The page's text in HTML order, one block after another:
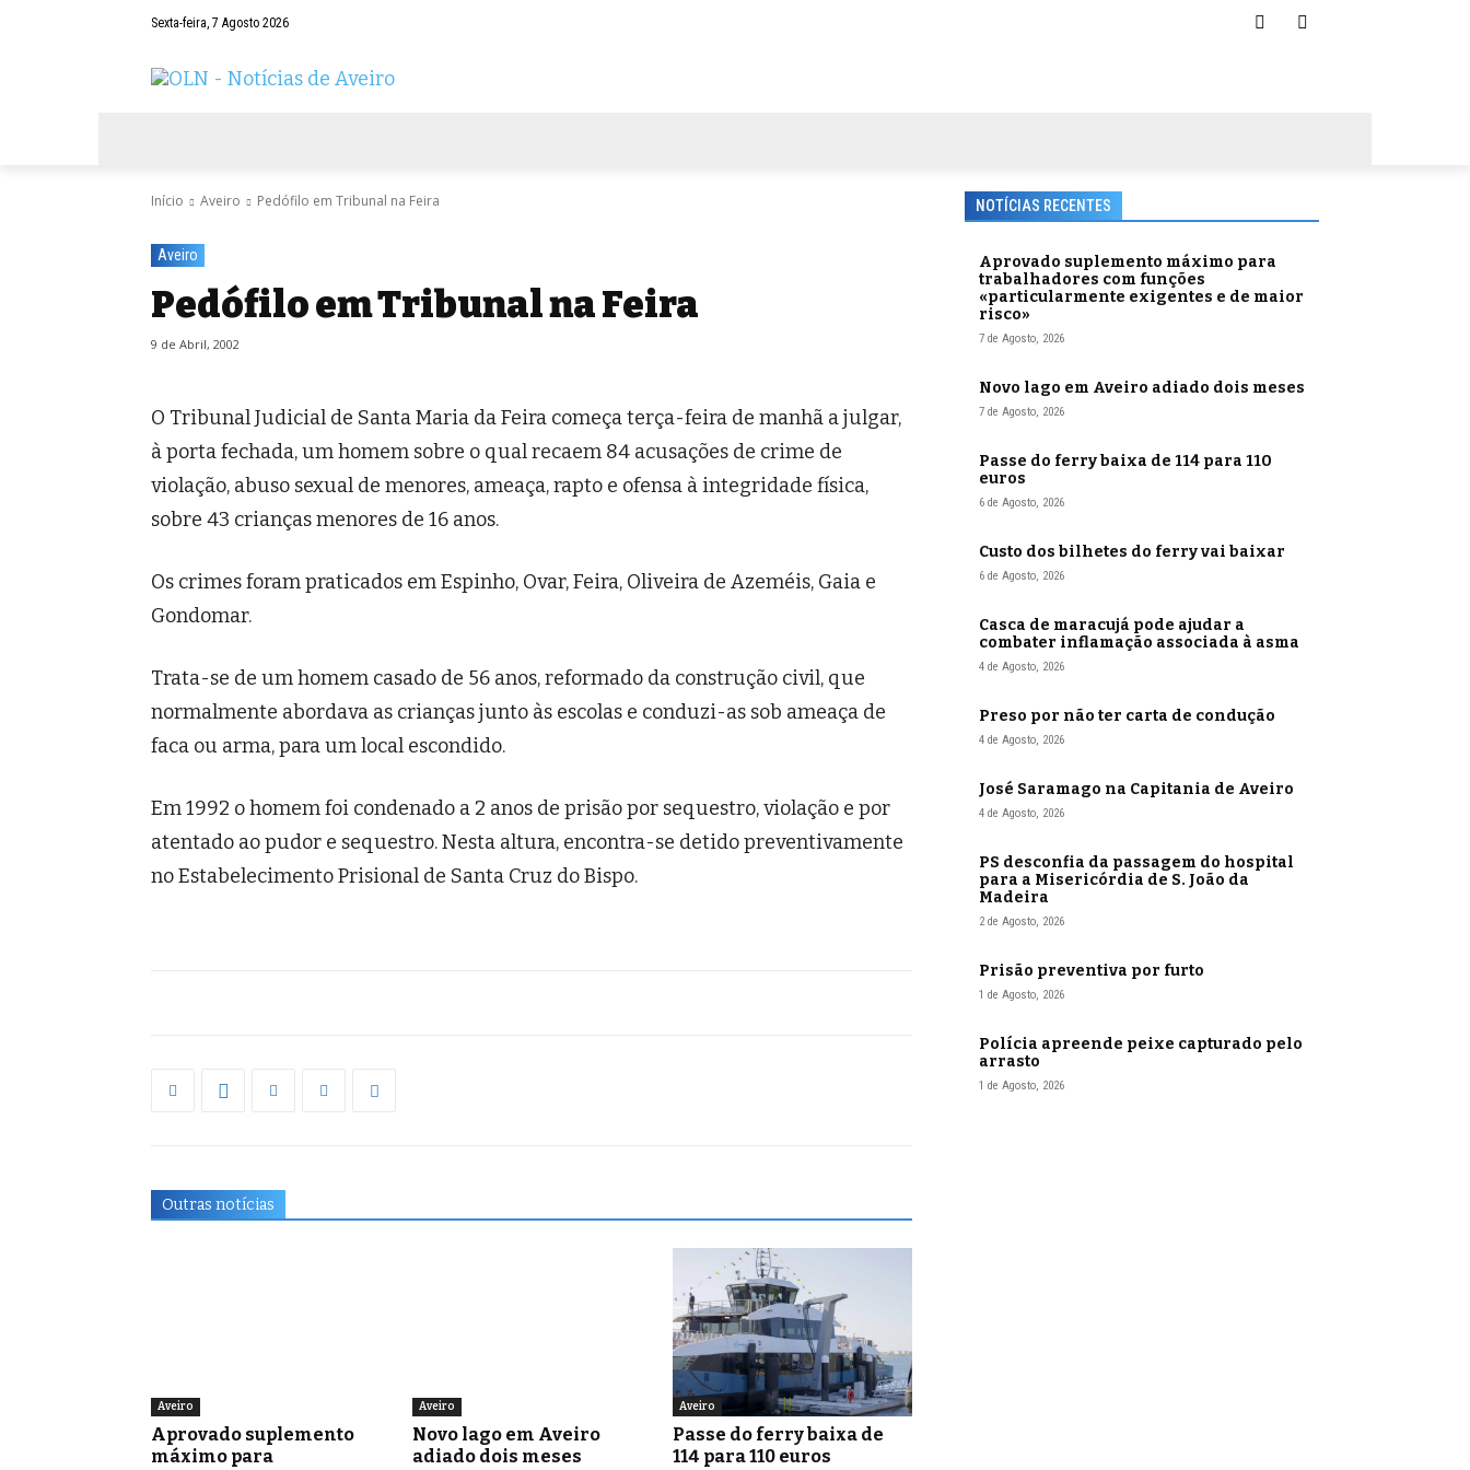
Sexta-feira, 7 Agosto 2026
Início Aveiro Pedófilo em Tribunal na Feira
Aveiro
Pedófilo em Tribunal na Feira
9 de Abril, 2002
O Tribunal Judicial de Santa Maria da Feira começa terça-feira de manhã a julgar,
à porta fechada, um homem sobre o qual recaem 84 acusações de crime de
violação, abuso sexual de menores, ameaça, rapto e ofensa à integridade física,
sobre 43 crianças menores de 16 anos.
Os crimes foram praticados em Espinho, Ovar, Feira, Oliveira de Azeméis, Gaia e
Gondomar.
Trata-se de um homem casado de 56 anos, reformado da construção civil, que
normalmente abordava as crianças junto às escolas e conduzi-as sob ameaça de
faca ou arma, para um local escondido.
Em 1992 o homem foi condenado a 2 anos de prisão por sequestro, violação e por
atentado ao pudor e sequestro. Nesta altura, encontra-se detido preventivamente
no Estabelecimento Prisional de Santa Cruz do Bispo.
Outras notícias
Aveiro
Aprovado suplemento
máximo para
Aveiro
Novo lago em Aveiro
adiado dois meses
Aveiro
Passe do ferry baixa de
114 para 110 euros
NOTÍCIAS RECENTES
Aprovado suplemento máximo para
trabalhadores com funções
«particularmente exigentes e de maior
risco»
7 de Agosto, 2026
Novo lago em Aveiro adiado dois meses
7 de Agosto, 2026
Passe do ferry baixa de 114 para 110
euros
6 de Agosto, 2026
Custo dos bilhetes do ferry vai baixar
6 de Agosto, 2026
Casca de maracujá pode ajudar a
combater inflamação associada à asma
4 de Agosto, 2026
Preso por não ter carta de condução
4 de Agosto, 2026
José Saramago na Capitania de Aveiro
4 de Agosto, 2026
PS desconfia da passagem do hospital
para a Misericórdia de S. João da
Madeira
2 de Agosto, 2026
Prisão preventiva por furto
1 de Agosto, 2026
Polícia apreende peixe capturado pelo
arrasto
1 de Agosto, 2026